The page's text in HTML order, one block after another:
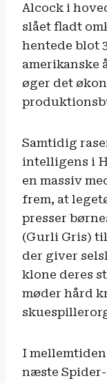
Alcock i
slået fladt
hentede blot
amerikanske
øger det
Samtidig
intelligens i
en massiv
frem, at
presser
(Gurli Gris)
der giver
klone deres
møder hård
I
næste